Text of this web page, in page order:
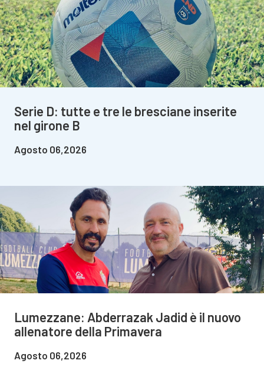
Serie D: tutte e tre le bresciane inserite
nel girone B
Agosto 06,2026
Lumezzane: Abderrazak Jadid è il nuovo
allenatore della Primavera
Agosto 06,2026